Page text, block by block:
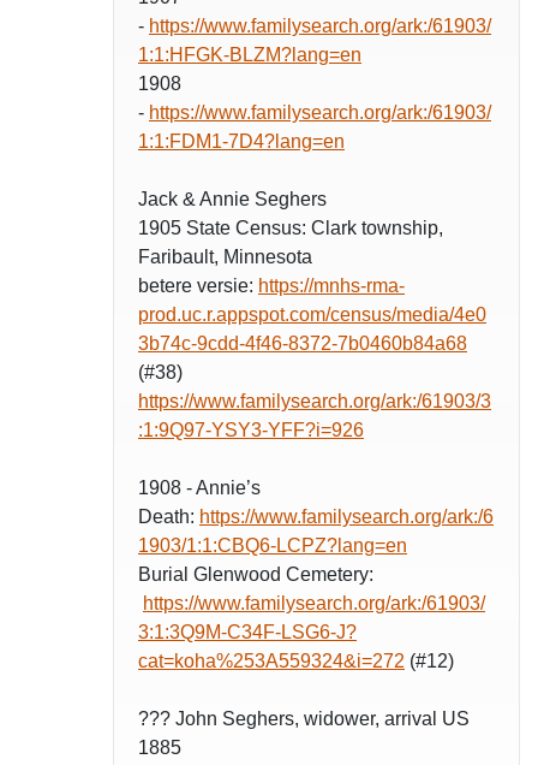
- https://www.familysearch.org/ark:/61903/
1:1:HFGK-BLZM?lang=en
1908
- https://www.familysearch.org/ark:/61903/
1:1:FDM1-7D4?lang=en
Jack & Annie Seghers
1905 State Census: Clark township,
Faribault, Minnesota
betere versie: https://mnhs-rma-
prod.uc.r.appspot.com/census/media/4e0
3b74c-9cdd-4f46-8372-7b0460b84a68
(#38)
https://www.familysearch.org/ark:/61903/3
:1:9Q97-YSY3-YFF?i=926
1908 - Annie’s
Death: https://www.familysearch.org/ark:/6
1903/1:1:CBQ6-LCPZ?lang=en
Burial Glenwood Cemetery:
https://www.familysearch.org/ark:/61903/
3:1:3Q9M-C34F-LSG6-J?
cat=koha%253A559324&i=272 (#12)
??? John Seghers, widower, arrival US
1885